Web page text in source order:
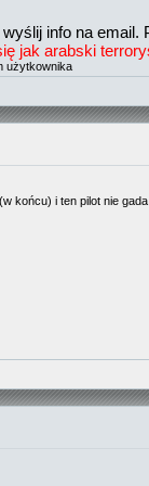
info na email.
jak arabski
użytkownika
końcu) i ten pilot nie